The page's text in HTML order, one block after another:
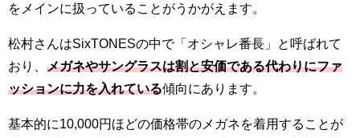
をメインに扱っていることがうかがえます。
松村さんはSixTONESの中で「オシャレ番長」と呼ばれて
おり、 メガネやサングラスは割と安価である代わりにファ
ッションに力を入れている傾向にあります。
基本的に10,000円ほどの価格帯のメガネを着用することが